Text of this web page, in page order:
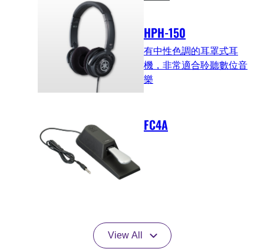
HPH-150
有中性色調的耳罩式耳
機，非常適合聆聽數位音
樂
FC4A
View All